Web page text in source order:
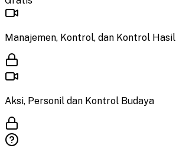
Manajemen, Kontrol, dan Kontrol Hasil
Aksi, Personil dan Kontrol Budaya